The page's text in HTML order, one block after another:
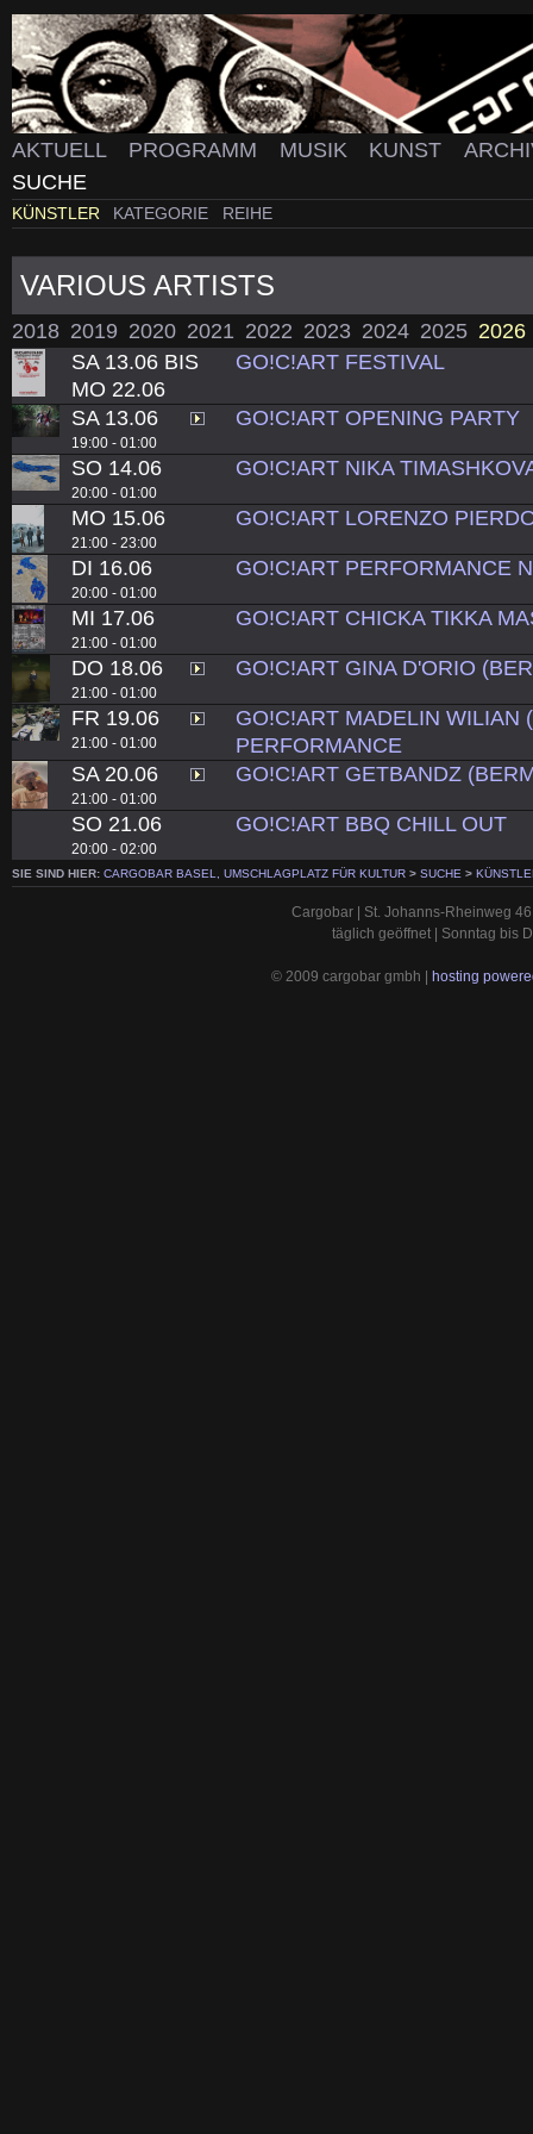
AKTUELL PROGRAMM MUSIK KUNST
SUCHE
KÜNSTLER KATEGORIE REIHE
VARIOUS ARTISTS
2018 2019 2020 2021 2022 2023 2024 2025 2026
SA 13.06 BIS
MO 22.06
GO!C!ART FESTIVAL
SA 13.06
19:00 - 01:00
GO!C!ART OPENING PARTY
SO 14.06
20:00 - 01:00
GO!C!ART NIKA
MO 15.06
21:00 - 23:00
GO!C!ART LORENZO
DI 16.06
20:00 - 01:00
GO!C!ART PERFORMANCE
MI 17.06
21:00 - 01:00
GO!C!ART CHICKA TIKKA
DO 18.06
21:00 - 01:00
GO!C!ART GINA D'ORIO
FR 19.06
21:00 - 01:00
GO!C!ART MADELIN WILIAN
PERFORMANCE
SA 20.06
21:00 - 01:00
GO!C!ART GETBANDZ
SO 21.06
20:00 - 02:00
GO!C!ART BBQ CHILL OUT
SIE SIND HIER: CARGOBAR BASEL, UMSCHLAGPLATZ FÜR KULTUR > SUCHE >
Cargobar | St. Johanns-Rheinweg
täglich geöffnet | Sonntag bis
© 2009 cargobar gmbh | hosting